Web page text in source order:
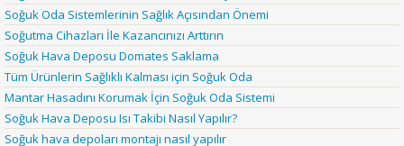
Soğuk Oda Sistemlerinin Sağlık Açısından Önemi
Soğutma Cihazları İle Kazancınızı Arttırın
Soğuk Hava Deposu Domates Saklama
Tüm Ürünlerin Sağlıklı Kalması için Soğuk Oda
Mantar Hasadını Korumak İçin Soğuk Oda Sistemi
Soğuk Hava Deposu Isı Takibi Nasıl Yapılır?
Soğuk hava depoları montajı nasıl yapılır